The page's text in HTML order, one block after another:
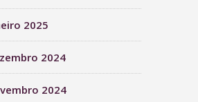
2025
2024
2024